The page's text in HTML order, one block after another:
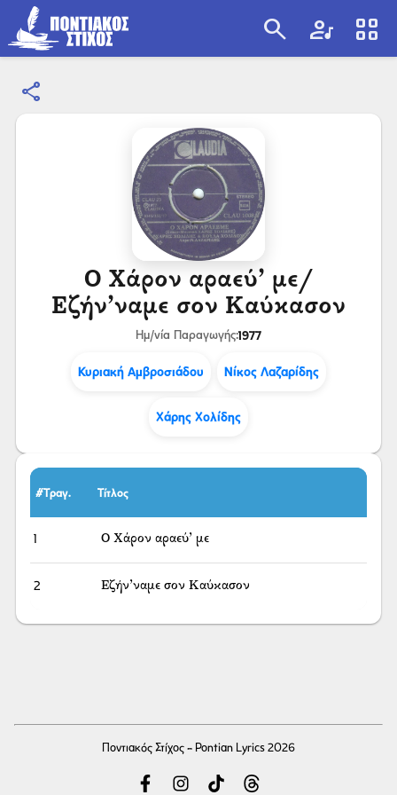
search artist view_cozy
share
Ο Χάρον αραεύ’ με/
Εζήν’ναμε σον Καύκασον
Ημ/νία Παραγωγής:1977
Κυριακή Αμβροσιάδου Νίκος Λαζαρίδης
Χάρης Χολίδης
#Τραγ. Τίτλος
1 Ο Χάρον αραεύ’ με
2 Εζήν’ναμε σον Καύκασον
Ποντιακός Στίχος - Pontian Lyrics 2026